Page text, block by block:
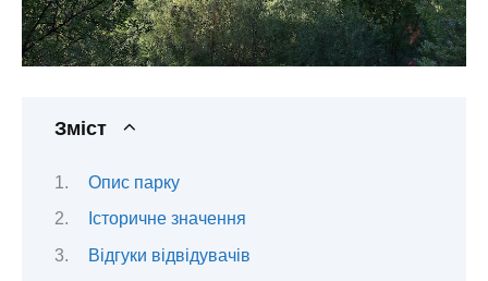
Зміст
Опис парку
Історичне значення
Відгуки відвідувачів